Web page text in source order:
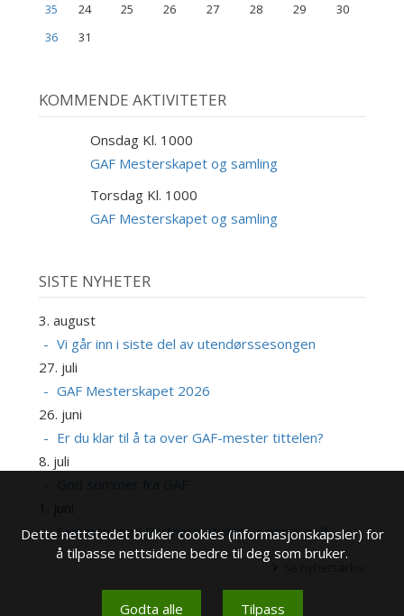
35
24 25 26 27 28 29
30
36
31
KOMMENDE AKTIVITETER
Onsdag Kl. 1000
GAF Mesterskapet og samling
Torsdag Kl. 1000
GAF Mesterskapet og samling
SISTE NYHETER
3. august
Vi går inn i siste del av utendørssesongen
27. juli
GAF Mesterskapet 2026
26. juni
Er du klar til å ta over GAF-mester tittelen?
8. juli
Sammen med Partnere utvikler vi norsk golf
Dette nettstedet bruker cookies (informasjonskapsler) for
å tilpasse nettsidene bedre til deg som bruker.
Godta alle Tilpass